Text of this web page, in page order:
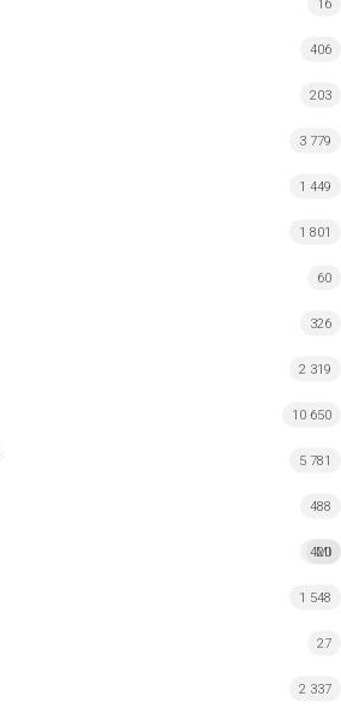
16
406
203
3 779
1 449
1 801
60
326
2 319
10 650
5 781
488
MI
420
1 548
27
2 337